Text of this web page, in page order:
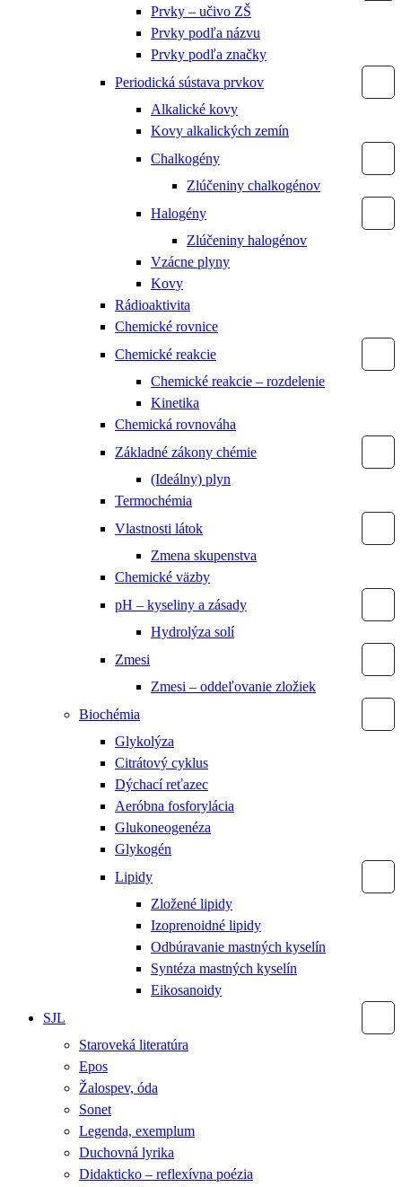
Prvky – učivo ZŠ
Prvky podľa názvu
Prvky podľa značky
Periodická sústava prvkov
Alkalické kovy
Kovy alkalických zemín
Chalkogény
Zlúčeniny chalkogénov
Halogény
Zlúčeniny halogénov
Vzácne plyny
Kovy
Rádioaktivita
Chemické rovnice
Chemické reakcie
Chemické reakcie – rozdelenie
Kinetika
Chemická rovnováha
Základné zákony chémie
(Ideálny) plyn
Termochémia
Vlastnosti látok
Zmena skupenstva
Chemické väzby
pH – kyseliny a zásady
Hydrolýza solí
Zmesi
Zmesi – oddeľovanie zložiek
Biochémia
Glykolýza
Citrátový cyklus
Dýchací reťazec
Aeróbna fosforylácia
Glukoneogenéza
Glykogén
Lipidy
Zložené lipidy
Izoprenoidné lipidy
Odbúravanie mastných kyselín
Syntéza mastných kyselín
Eikosanoidy
SJL
Staroveká literatúra
Epos
Žalospev, óda
Sonet
Legenda, exemplum
Duchovná lyrika
Didakticko – reflexívna poézia